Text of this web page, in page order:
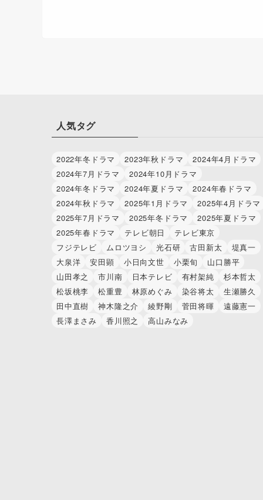
人気タグ
2022年冬ドラマ 2023年秋ドラマ
2024年4月ドラマ
2024年7月ドラマ
2024年10月ドラマ
2024年冬ドラマ
2024年夏ドラマ
2024年春ドラマ
2024年秋ドラマ
2025年1月ドラマ
2025年4月ドラマ
2025年7月ドラマ
2025年冬ドラマ
2025年夏ドラマ
2025年春ドラマ
テレビ朝日
テレビ東京
フジテレビ
ムロツヨシ 光石研 古田新太
堤真一
大泉洋
安田顕 小日向文世 小栗旬
山口勝平
山田孝之
市川南 日本テレビ 有村架純
杉本哲太
松坂桃李
松重豊 林原めぐみ 染谷将太
生瀬勝久
田中直樹
神木隆之介 綾野剛 菅田将暉
遠藤憲一
長澤まさみ
香川照之 高山みなみ